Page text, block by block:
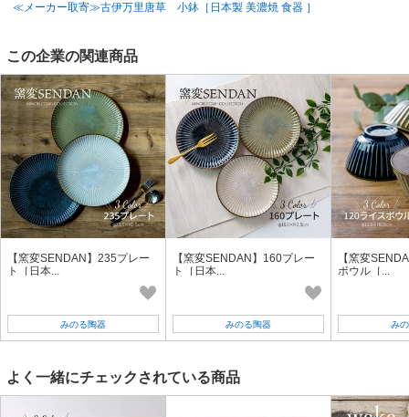
≪メーカー取寄≫古伊万里唐草 小鉢［日本製 美濃焼 食器 ］
この企業の関連商品
【窯変SENDAN】235プレー
ト［日本...
みのる陶器
【窯変SENDAN】160プレー
ト［日本...
みのる陶器
【窯変
ボウル［...
み
よく一緒にチェックされている商品